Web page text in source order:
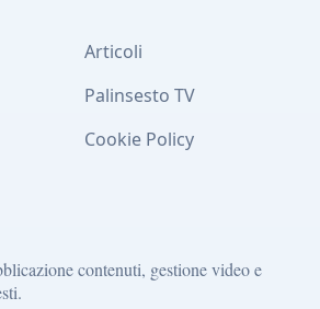
Articoli
Palinsesto TV
Cookie Policy
contenuti, gestione video e